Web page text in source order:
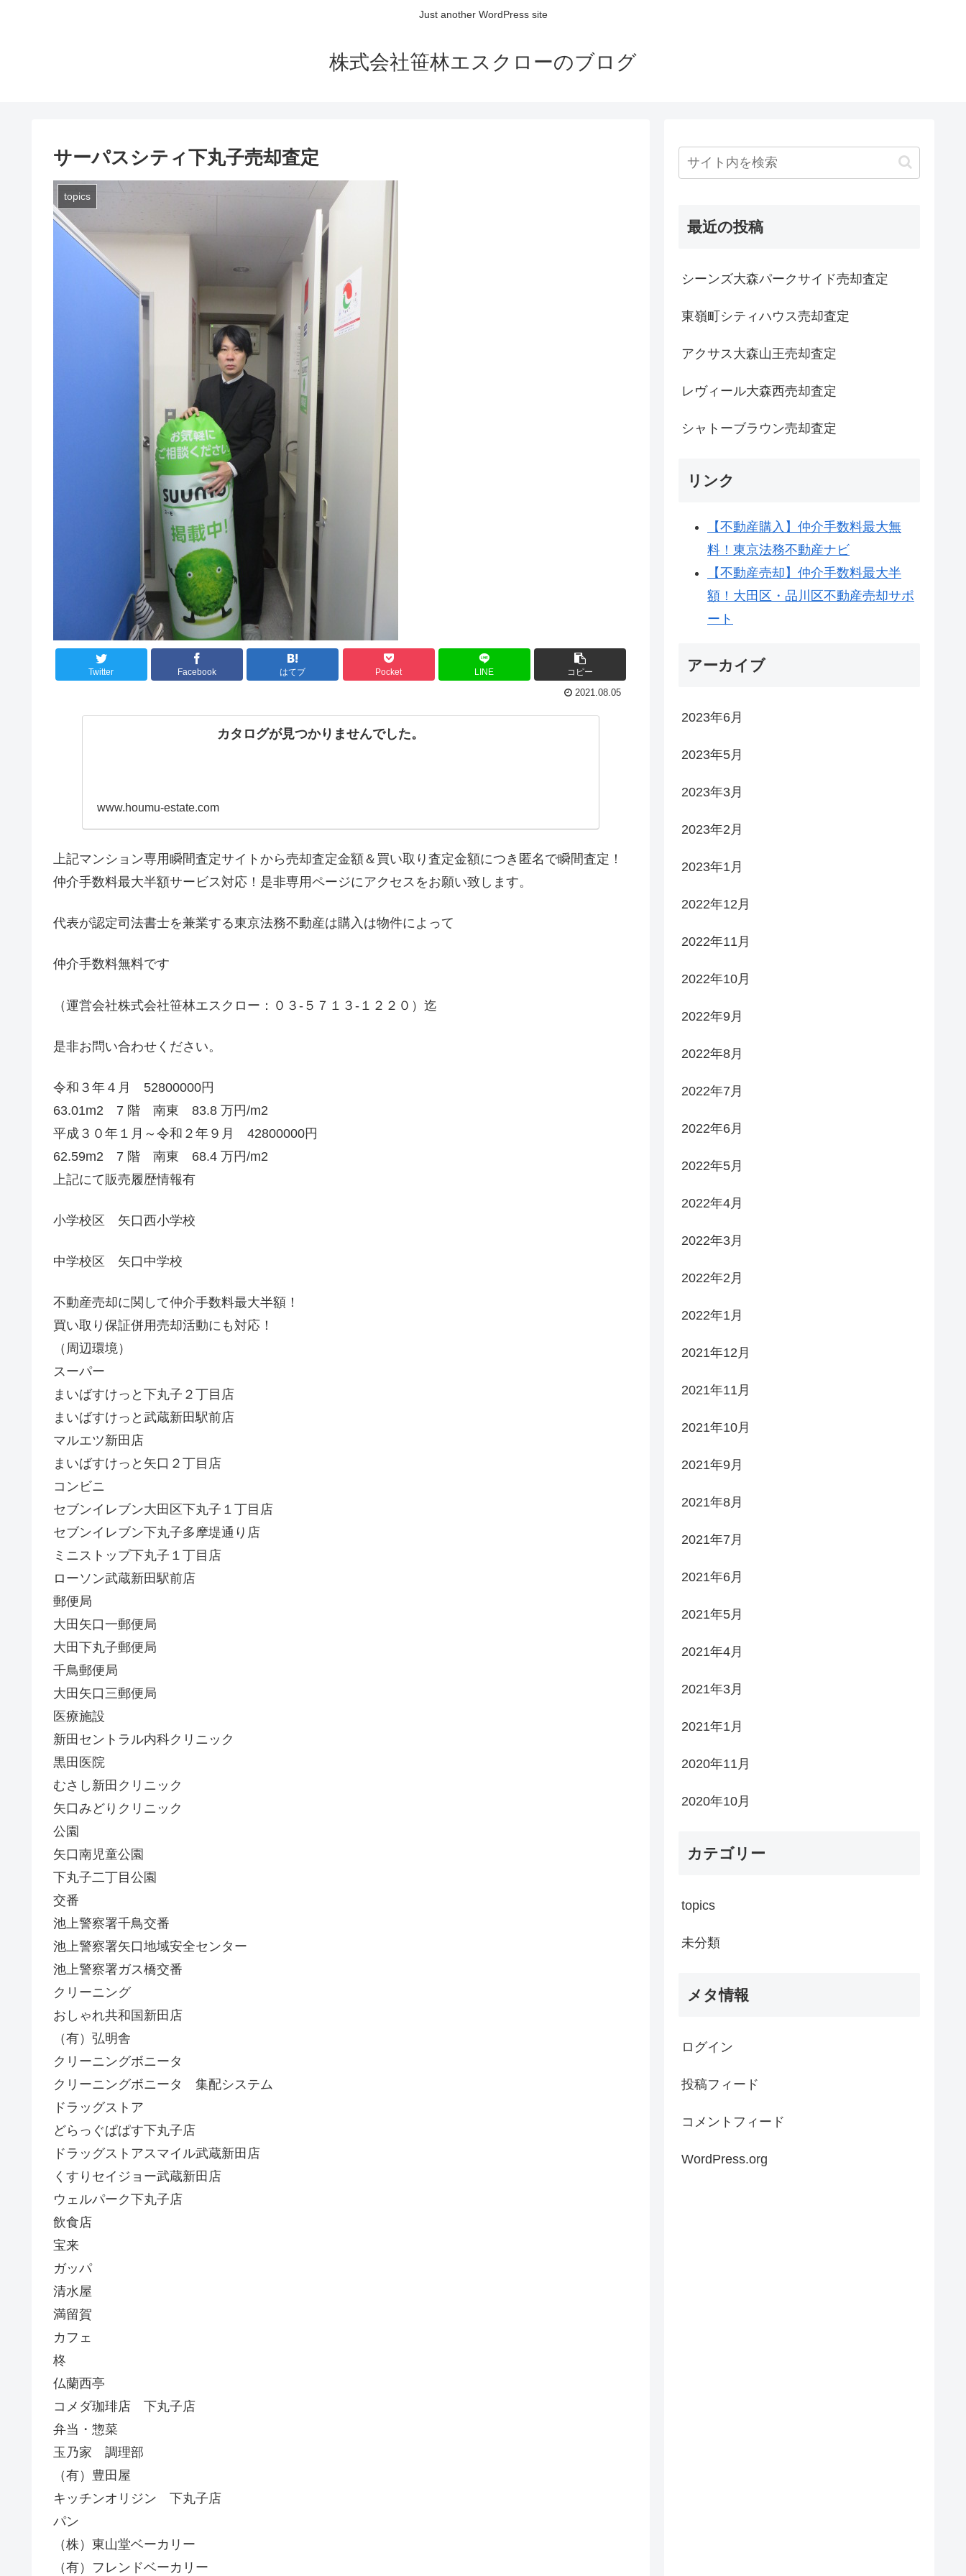
Just another WordPress site
株式会社笹林エスクローのブログ
サーパスシティ下丸子売却査定
topics
Twitter Facebook はてブ Pocket LINE コピー
2021.08.05
カタログが見つかりませんでした。
www.houmu-estate.com
上記マンション専用瞬間査定サイトから売却査定金額＆買い取り査定金額につき匿名で瞬間査定！
仲介手数料最大半額サービス対応！是非専用ページにアクセスをお願い致します。
代表が認定司法書士を兼業する東京法務不動産は購入は物件によって
仲介手数料無料です
（運営会社株式会社笹林エスクロー：０３-５７１３-１２２０）迄
是非お問い合わせください。
令和３年４月 52800000円
63.01m2 7 階 南東 83.8 万円/m2
平成３０年１月～令和２年９月 42800000円
62.59m2 7 階 南東 68.4 万円/m2
上記にて販売履歴情報有
小学校区 矢口西小学校
中学校区 矢口中学校
不動産売却に関して仲介手数料最大半額！
買い取り保証併用売却活動にも対応！
（周辺環境）
スーパー
まいばすけっと下丸子２丁目店
まいばすけっと武蔵新田駅前店
マルエツ新田店
まいばすけっと矢口２丁目店
コンビニ
セブンイレブン大田区下丸子１丁目店
セブンイレブン下丸子多摩堤通り店
ミニストップ下丸子１丁目店
ローソン武蔵新田駅前店
郵便局
大田矢口一郵便局
大田下丸子郵便局
千鳥郵便局
大田矢口三郵便局
医療施設
新田セントラル内科クリニック
黒田医院
むさし新田クリニック
矢口みどりクリニック
公園
矢口南児童公園
下丸子二丁目公園
交番
池上警察署千鳥交番
池上警察署矢口地域安全センター
池上警察署ガス橋交番
クリーニング
おしゃれ共和国新田店
（有）弘明舎
クリーニングボニータ
クリーニングボニータ 集配システム
ドラッグストア
どらっぐぱぱす下丸子店
ドラッグストアスマイル武蔵新田店
くすりセイジョー武蔵新田店
ウェルパーク下丸子店
飲食店
宝来
ガッパ
清水屋
満留賀
カフェ
柊
仏蘭西亭
コメダ珈琲店 下丸子店
弁当・惣菜
玉乃家 調理部
（有）豊田屋
キッチンオリジン 下丸子店
パン
（株）東山堂ベーカリー
（有）フレンドベーカリー
最近の投稿
シーンズ大森パークサイド売却査定
東嶺町シティハウス売却査定
アクサス大森山王売却査定
レヴィール大森西売却査定
シャトーブラウン売却査定
リンク
【不動産購入】仲介手数料最大無
料！東京法務不動産ナビ
【不動産売却】仲介手数料最大半
額！大田区・品川区不動産売却サポ
ート
アーカイブ
2023年6月
2023年5月
2023年3月
2023年2月
2023年1月
2022年12月
2022年11月
2022年10月
2022年9月
2022年8月
2022年7月
2022年6月
2022年5月
2022年4月
2022年3月
2022年2月
2022年1月
2021年12月
2021年11月
2021年10月
2021年9月
2021年8月
2021年7月
2021年6月
2021年5月
2021年4月
2021年3月
2021年1月
2020年11月
2020年10月
カテゴリー
topics
未分類
メタ情報
ログイン
投稿フィード
コメントフィード
WordPress.org